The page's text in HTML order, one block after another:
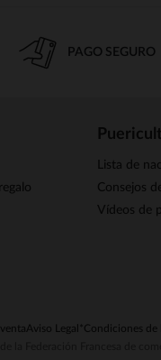
PAGO SEGURO
Lista de
Consejos
Vídeos de
Aviso Legal *Condiciones